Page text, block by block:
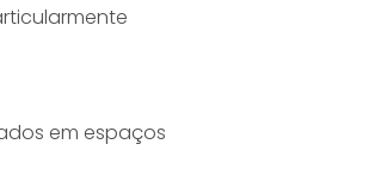
em espaços